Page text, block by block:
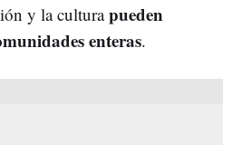
y la culturapueden
enteras.